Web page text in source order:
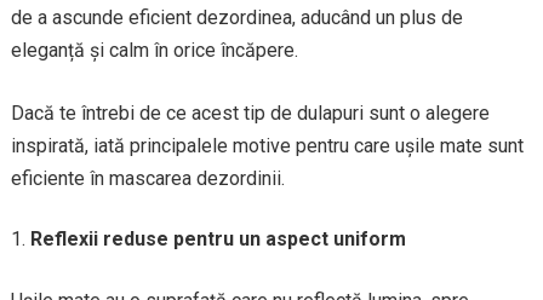
de a ascunde eficient dezordinea, aducând un plus de
eleganță și calm în orice încăpere.
Dacă te întrebi de ce acest tip de dulapuri sunt o alegere
inspirată, iată principalele motive pentru care ușile mate sunt
eficiente în mascarea dezordinii.
Reflexii reduse pentru un aspect uniform